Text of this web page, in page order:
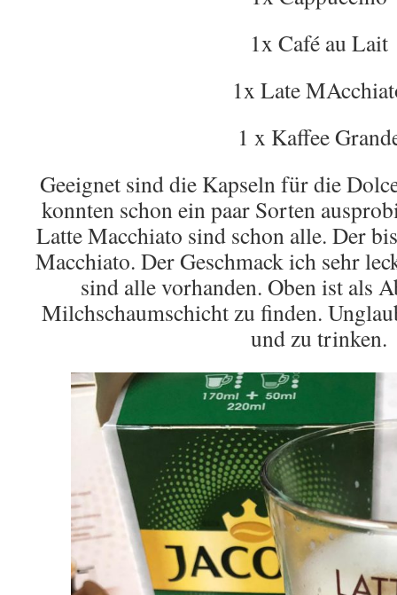
1x Café au Lait
1x Late
1 x Kaffee
Geeignet sind die Kapseln für die
konnten schon ein paar Sorten
Latte Macchiato sind schon alle. Der
Macchiato. Der Geschmack ich sehr
sind alle vorhanden. Oben ist als
Milchschaumschicht zu finden.
und zu trinken.